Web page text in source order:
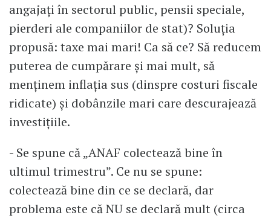
angajați în sectorul public, pensii speciale,
pierderi ale companiilor de stat)? Soluția
propusă: taxe mai mari! Ca să ce? Să reducem
puterea de cumpărare și mai mult, să
menținem inflația sus (dinspre costuri fiscale
ridicate) și dobânzile mari care descurajează
investițiile.
- Se spune că „ANAF colectează bine în
ultimul trimestru”. Ce nu se spune:
colectează bine din ce se declară, dar
problema este că NU se declară mult (circa